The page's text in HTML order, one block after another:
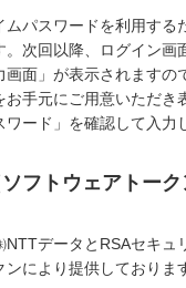
ムパスワードを利用する
。次回以降、ログイン画
画面」が表示されますの
お手元にご用意いただき
ワード」を確認して入力
フトウェアトーク
NTTデータとRSAセキュ
により提供しておりま